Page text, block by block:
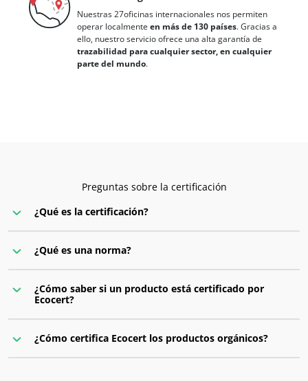
Nuestras 27oficinas internacionales nos permiten
operar localmente en más de 130 países. Gracias a
ello, nuestro servicio ofrece una alta garantía de
trazabilidad para cualquier sector, en cualquier
parte del mundo.
Preguntas sobre la certificación
¿Qué es la certificación?
¿Qué es una norma?
¿Cómo saber si un producto está certificado por
Ecocert?
¿Cómo certifica Ecocert los productos orgánicos?